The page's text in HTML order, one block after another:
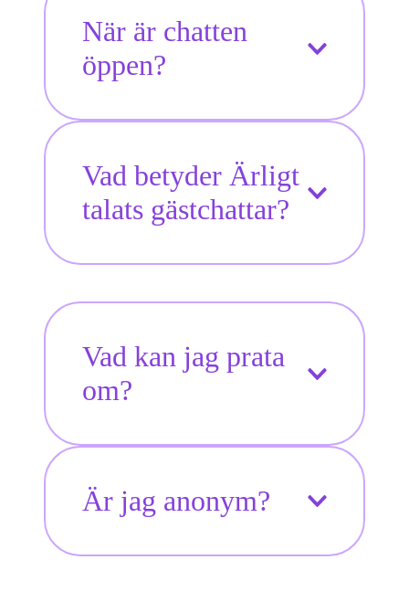
När är chatten
öppen?
Vad betyder Ärligt
talats gästchattar?
Vad kan jag prata
om?
Är jag anonym?